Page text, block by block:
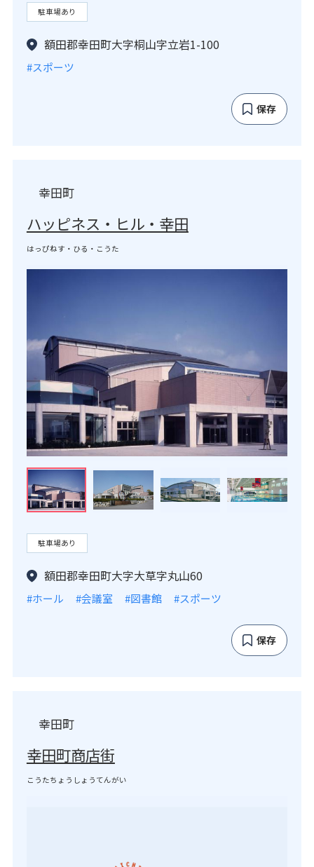
駐車場あり
額田郡幸田町大字桐山字立岩1-100
#スポーツ
保存
幸田町
ハッピネス・ヒル・幸田
はっぴねす・ひる・こうた
駐車場あり
額田郡幸田町大字大草字丸山60
#ホール #会議室 #図書館 #スポーツ
保存
幸田町
幸田町商店街
こうたちょうしょうてんがい